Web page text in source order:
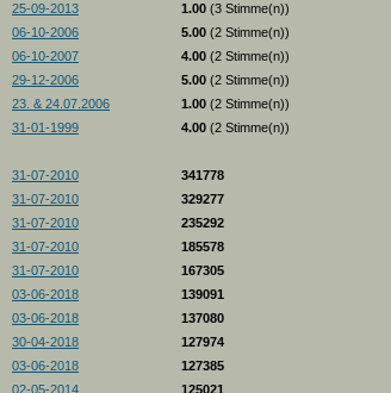
25-09-2013 1.00 (3 Stimme(n))
06-10-2006 5.00 (2 Stimme(n))
06-10-2007 4.00 (2 Stimme(n))
29-12-2006 5.00 (2 Stimme(n))
23. & 24.07.2006 1.00 (2 Stimme(n))
31-01-1999 4.00 (2 Stimme(n))
31-07-2010
341778
31-07-2010
329277
31-07-2010
235292
31-07-2010
185578
31-07-2010
167305
03-06-2018
139091
03-06-2018
137080
30-04-2018
127974
03-06-2018
127385
02-05-2014 125021